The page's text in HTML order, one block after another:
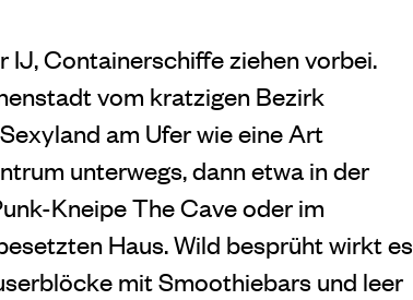
IJ, Containerschiffe ziehen vorbei.
vom kratzigen Bezirk
am Ufer wie eine Art
unterwegs, dann etwa in der
Kneipe The Cave oder im
Haus. Wild besprüht wirkt es
mit Smoothiebars und leer